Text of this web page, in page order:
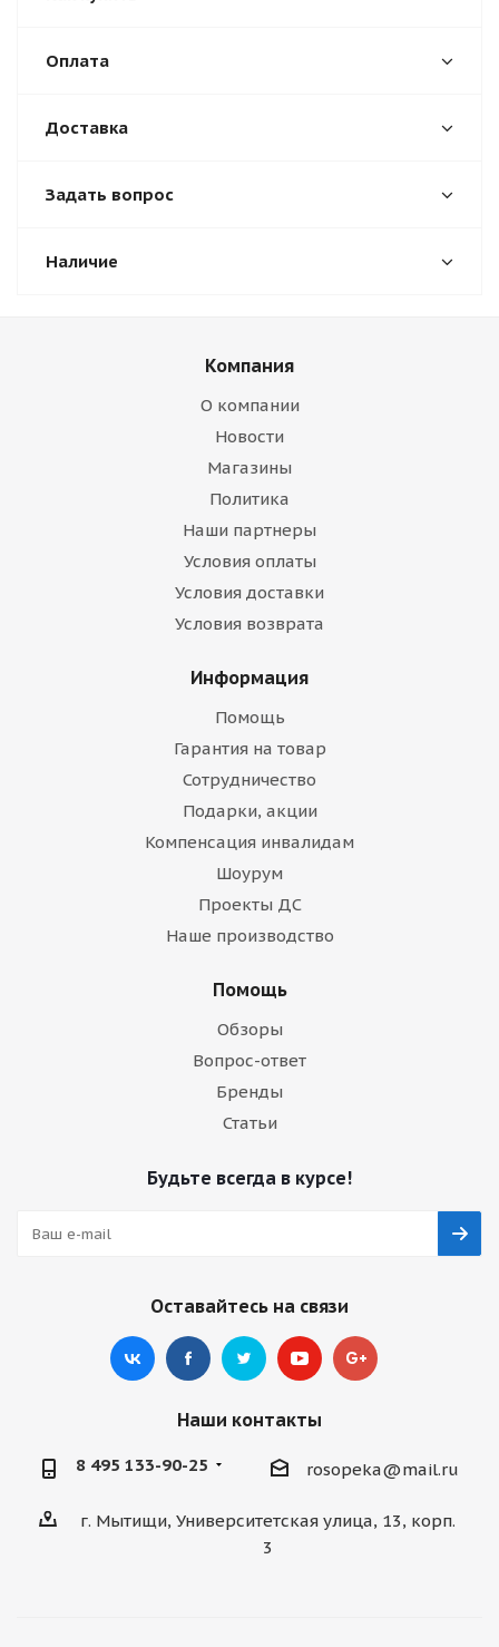
Оплата
Доставка
Задать вопрос
Наличие
Компания
О компании
Новости
Магазины
Политика
Наши партнеры
Условия оплаты
Условия доставки
Условия возврата
Информация
Помощь
Гарантия на товар
Сотрудничество
Подарки, акции
Компенсация инвалидам
Шоурум
Проекты ДС
Наше производство
Помощь
Обзоры
Вопрос-ответ
Бренды
Статьи
Будьте всегда в курсе!
Оставайтесь на связи
Наши контакты
8 495 133-90-25 rosopeka@mail.ru
г. Мытищи, Университетская улица, 13, корп.
3